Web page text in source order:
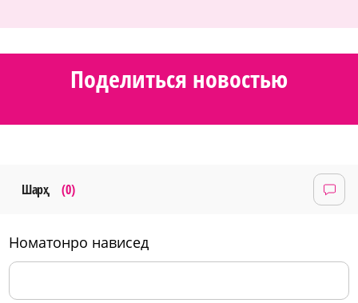
Поделиться новостью
Шарҳ (0)
номатонро нависед